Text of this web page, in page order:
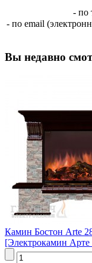
- по
- по email
Вы недавно
Камин Бостон Arte
[Электрокамин Арте